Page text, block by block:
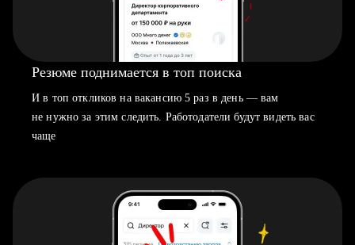
Резюме поднимается в топ поиска
И в топ откликов на вакансию 5 раз в день — вам
не нужно за этим следить. Работодатели будут видеть вас
чаще